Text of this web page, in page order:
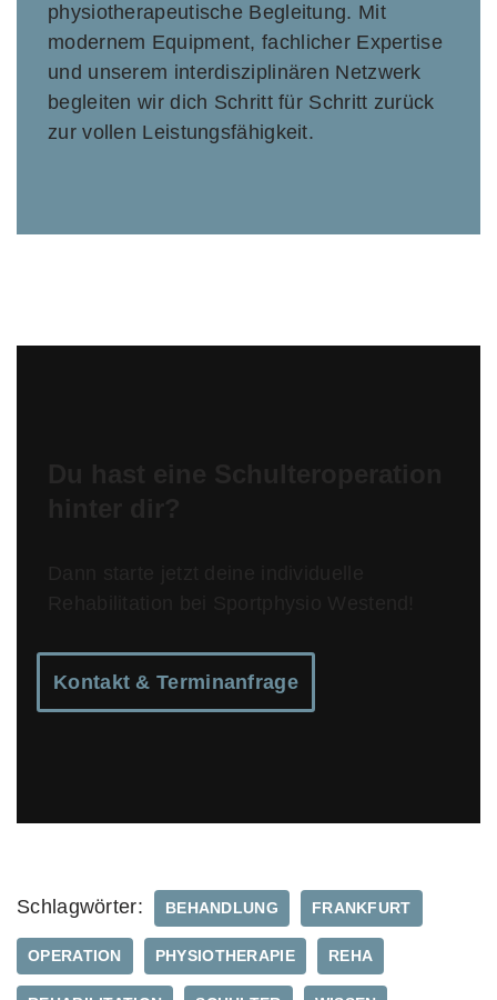
physiotherapeutische Begleitung. Mit
modernem Equipment, fachlicher Expertise
und unserem interdisziplinären Netzwerk
begleiten wir dich Schritt für Schritt zurück
zur vollen Leistungsfähigkeit.
Kontakt & Terminanfrage
Schlagwörter: BEHANDLUNG FRANKFURT
OPERATION PHYSIOTHERAPIE REHA